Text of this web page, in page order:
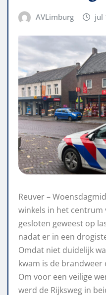
AVLimburg jul
Reuver –
winkels in het centrum
gesloten geweest op
nadat er in een
Omdat niet duidelijk
kwam is de
Om voor een veilige
werd de Rijksweg in